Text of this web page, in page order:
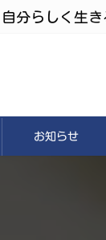
分らしく生
お知らせ